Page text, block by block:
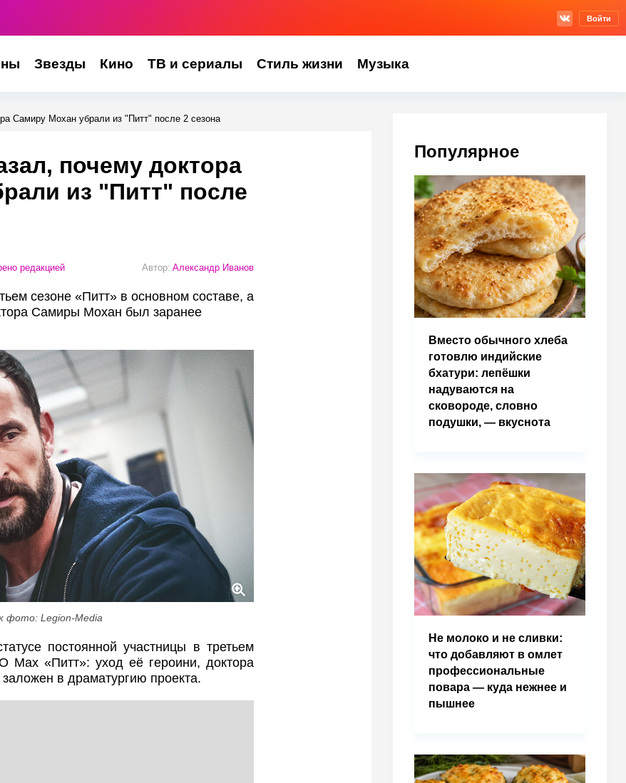
Войти
Звезды Кино ТВ и сериалы Стиль жизни Музыка
Самиру Мохан убрали из "Питт" после 2 сезона
почему доктора
из "Питт" после
редакцией Автор: Александр Иванов
сезоне «Питт» в основном составе, а
Самиры Мохан был заранее
фото: Legion-Media
постоянной участницы в третьем
Max «Питт»: уход её героини, доктора
в драматургию проекта.
Популярное
Вместо обычного хлеба
готовлю индийские
бхатури: лепёшки
надуваются на
сковороде, словно
подушки, — вкуснота
Не молоко и не сливки:
что добавляют в омлет
профессиональные
повара — куда нежнее и
пышнее